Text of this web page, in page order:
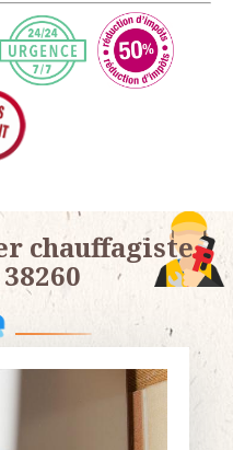
chauffagiste